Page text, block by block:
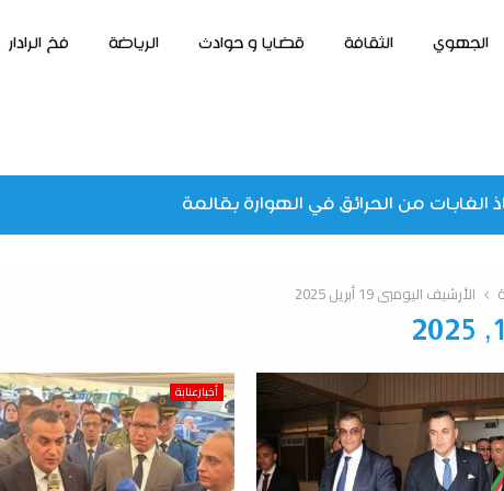
الجهوي الثقافة قضايا و حوادث الرياضة فخ الرادار
الغابات من الحرائق في الهوارة بقالمة
الأرشيف اليوميي 19 أبريل 2025
أخبارعنابة